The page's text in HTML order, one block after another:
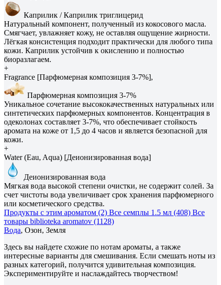
Каприлик / Каприлик триглицерид
Натуральный компонент, полученный из кокосового масла.
Смягчает, увлажняет кожу, не оставляя ощущение жирности.
Лёгкая консистенция подходит практически для любого типа
кожи. Каприлик устойчив к окислению и полностью
биоразлагаем.
+
Fragrance [Парфюмерная композиция 3-7%],
Парфюмерная композиция 3-7%
Уникальное сочетание высококачественных натуральных или
синтетических парфюмерных компонентов. Концентрация в
одеколонах составляет 3-7%, что обеспечивает стойкость
аромата на коже от 1,5 до 4 часов и является безопасной для
кожи.
+
Water (Eau, Aqua) [Деионизированная вода]
Деионизированная вода
Мягкая вода высокой степени очистки, не содержит солей. За
счет чистоты вода увеличивает срок хранения парфюмерного
или косметического средства.
Продукты с этим ароматом (2) Все семплы 1.5 мл (408) Все
товары biblioteka aromatov (1128)
Вода, Озон, Земля
Здесь вы найдете схожие по нотам ароматы, а также
интересные варианты для смешивания. Если смешать ноты из
разных категорий, получится удивительная композиция.
Экспериментируйте и наслаждайтесь творчеством!